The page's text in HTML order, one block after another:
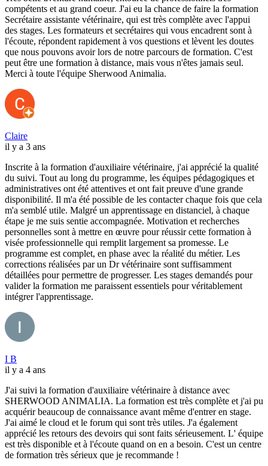
compétents et au grand coeur. J'ai eu la chance de faire la formation
Secrétaire assistante vétérinaire, qui est très complète avec l'appui
des stages. Les formateurs et secrétaires qui vous encadrent sont à
l'écoute, répondent rapidement à vos questions et lèvent les doutes
que nous pouvons avoir lors de notre parcours de formation. C'est
peut être une formation à distance, mais vous n'êtes jamais seul.
Merci à toute l'équipe Sherwood Animalia.
Claire
il y a 3 ans
Inscrite à la formation d'auxiliaire vétérinaire, j'ai apprécié la qualité
du suivi. Tout au long du programme, les équipes pédagogiques et
administratives ont été attentives et ont fait preuve d'une grande
disponibilité. Il m'a été possible de les contacter chaque fois que cela
m'a semblé utile. Malgré un apprentissage en distanciel, à chaque
étape je me suis sentie accompagnée. Motivation et recherches
personnelles sont à mettre en œuvre pour réussir cette formation à
visée professionnelle qui remplit largement sa promesse. Le
programme est complet, en phase avec la réalité du métier. Les
corrections réalisées par un Dr vétérinaire sont suffisamment
détaillées pour permettre de progresser. Les stages demandés pour
valider la formation me paraissent essentiels pour véritablement
intégrer l'apprentissage.
I B
il y a 4 ans
J'ai suivi la formation d'auxiliaire vétérinaire à distance avec
SHERWOOD ANIMALIA. La formation est très complète et j'ai pu
acquérir beaucoup de connaissance avant même d'entrer en stage.
J'ai aimé le cloud et le forum qui sont très utiles. J'a également
apprécié les retours des devoirs qui sont faits sérieusement. L' équipe
est très disponible et à l'écoute quand on en a besoin. C'est un centre
de formation très sérieux que je recommande !